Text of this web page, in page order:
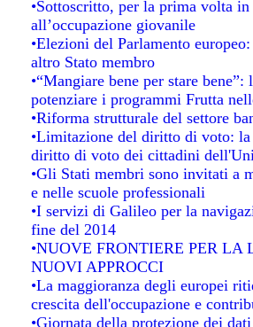
•Sottoscritto, per la prima volta
all’occupazione giovanile
•Elezioni del Parlamento
altro Stato membro
•“Mangiare bene per stare
potenziare i programmi Frutta
•Riforma strutturale del settore
•Limitazione del diritto di voto:
diritto di voto dei cittadini
•Gli Stati membri sono invitati a
e nelle scuole professionali
•I servizi di Galileo per la
fine del 2014
•NUOVE FRONTIERE PER
NUOVI APPROCCI
•La maggioranza degli europei
crescita dell'occupazione e
•Giornata della protezione dei